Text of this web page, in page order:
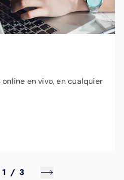
en vivo, en cualquier
1 / 3